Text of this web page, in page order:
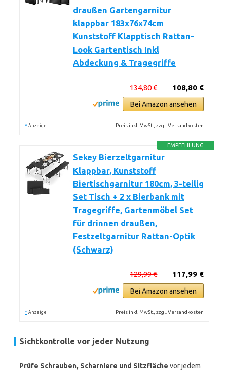
draußen Gartengarnitur
klappbar 183x76x74cm
Kunststoff Klapptisch Rattan-
Look Gartentisch Inkl
Abdeckung & Tragegriffe
108,80 €
134,80 €
Bei Amazon ansehen
* Anzeige Preis inkl. MwSt., zzgl. Versandkosten
EMPFEHLUNG
Sekey Bierzeltgarnitur
Klappbar, Kunststoff
Biertischgarnitur 180cm, 3-teilig
Set Tisch + 2 x Bierbank mit
Tragegriffe, Gartenmöbel Set
für drinnen draußen,
Festzeltgarnitur Rattan-Optik
(Schwarz)
117,99 €
129,99 €
Bei Amazon ansehen
* Anzeige Preis inkl. MwSt., zzgl. Versandkosten
Sichtkontrolle vor jeder Nutzung
Prüfe Schrauben, Scharniere und Sitzfläche vor jedem